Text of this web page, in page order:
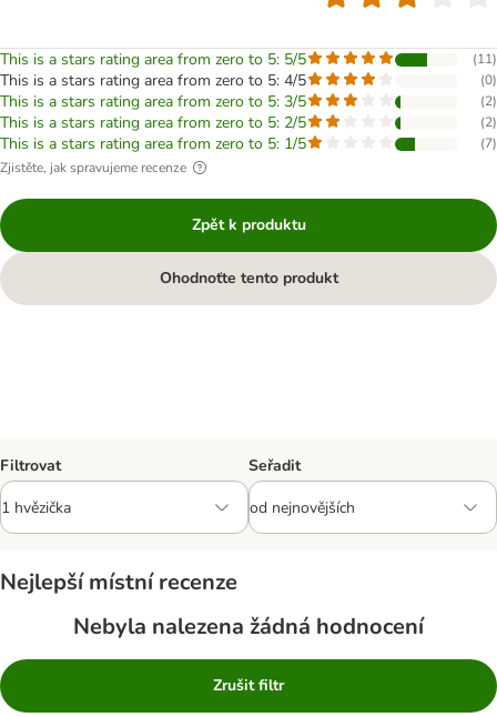
This is a stars rating area from zero to 5: 5/5 (11)
This is a stars rating area from zero to 5: 4/5 (0)
This is a stars rating area from zero to 5: 3/5 (2)
This is a stars rating area from zero to 5: 2/5 (2)
This is a stars rating area from zero to 5: 1/5 (7)
Zjistěte, jak spravujeme recenze
Zpět k produktu
Ohodnoťte tento produkt
Filtrovat Seřadit
Nejlepší místní recenze
Nebyla nalezena žádná hodnocení
Zrušit filtr